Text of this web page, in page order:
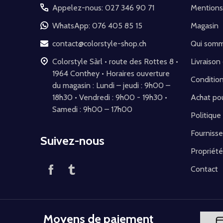
Appelez-nous: 027 346 90 71
WhatsApp: 076 405 85 15
contact@colorstyle-shop.ch
Colorstyle Sàrl • route des Rottes 8 •
1964 Conthey • Horaires ouverture
du magasin : Lundi – jeudi : 9h00 –
18h30 • Vendredi : 9h00 - 19h30 •
Samedi : 9h00 – 17h00
Suivez-nous
Magasin
Qui
Achat
Contact
Moyens de paiement